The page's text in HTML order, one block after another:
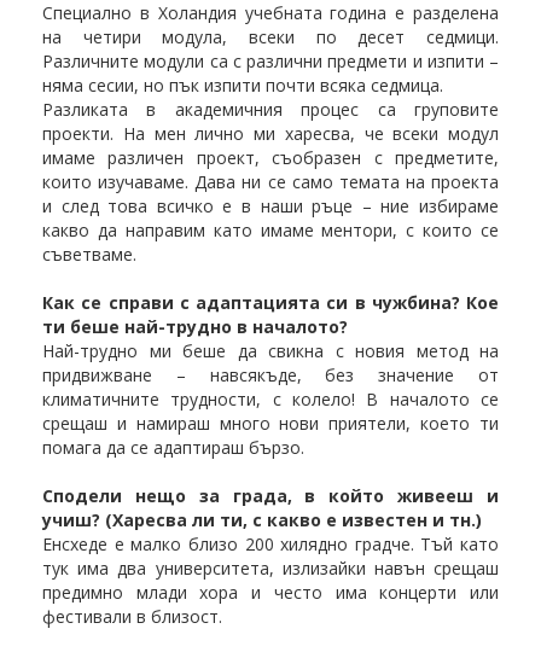
Специално в Холандия учебната година е разделена
на четири модула, всеки по десет седмици.
Различните модули са с различни предмети и изпити –
няма сесии, но пък изпити почти всяка седмица.
Разликата в академичния процес са груповите
проекти. На мен лично ми харесва, че всеки модул
имаме различен проект, съобразен с предметите,
които изучаваме. Дава ни се само темата на проекта
и след това всичко е в наши ръце – ние избираме
какво да направим като имаме ментори, с които се
съветваме.
Как се справи с адаптацията си в чужбина? Кое
ти беше най-трудно в началото?
Най-трудно ми беше да свикна с новия метод на
придвижване – навсякъде, без значение от
климатичните трудности, с колело! В началото се
срещаш и намираш много нови приятели, което ти
помага да се адаптираш бързо.
Сподели нещо за града, в който живееш и
учиш? (Харесва ли ти, с какво е известен и тн.)
Енсхеде е малко близо 200 хилядно градче. Тъй като
тук има два университета, излизайки навън срещаш
предимно млади хора и често има концерти или
фестивали в близост.